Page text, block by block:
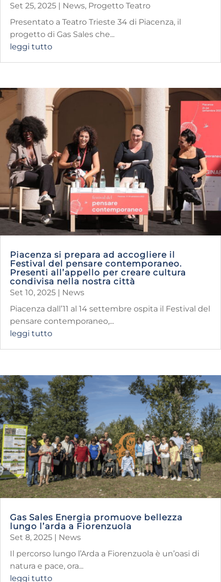
Set 25, 2025 | News, Progetto Teatro
Presentato a Teatro Trieste 34 di Piacenza, il
progetto di Gas Sales che...
leggi tutto
Piacenza si prepara ad accogliere il
Festival del pensare contemporaneo.
Presenti all’appello per creare cultura
condivisa nella nostra città
Set 10, 2025 | News
Piacenza dall’11 al 14 settembre ospita il Festival del
pensare contemporaneo,...
leggi tutto
Gas Sales Energia promuove bellezza
lungo l’arda a Fiorenzuola
Set 8, 2025 | News
Il percorso lungo l’Arda a Fiorenzuola è un’oasi di
natura e pace, ora...
leggi tutto